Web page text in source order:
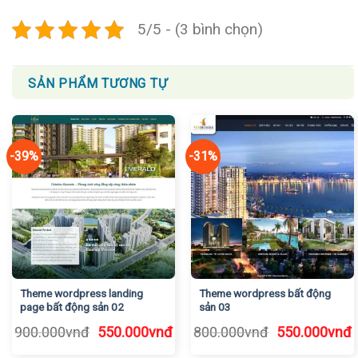
5/5 - (3 bình chọn)
SẢN PHẨM TƯƠNG TỰ
-39%
Theme wordpress landing
page bất động sản 02
900.000vnđ Giá
550.000vnđGiá
-31%
Theme wordpress bất động
sản 03
800.000vnđ Giá
550.000vnđ